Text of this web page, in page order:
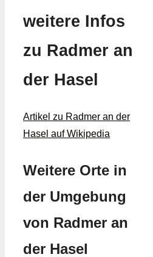
weitere Infos
zu Radmer an
der Hasel
Artikel zu Radmer an der
Hasel auf Wikipedia
Weitere Orte in
der Umgebung
von Radmer an
der Hasel